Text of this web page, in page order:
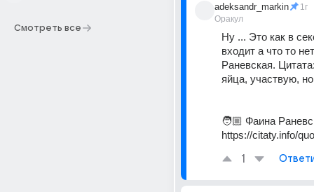
Смотреть все
adeksandr_markin
Оракул
1г
Ну ... Это как в
входит а что то
Раневская.
яйца, участвую,
🧑🏼 Фаина
https://citaty.info/
1